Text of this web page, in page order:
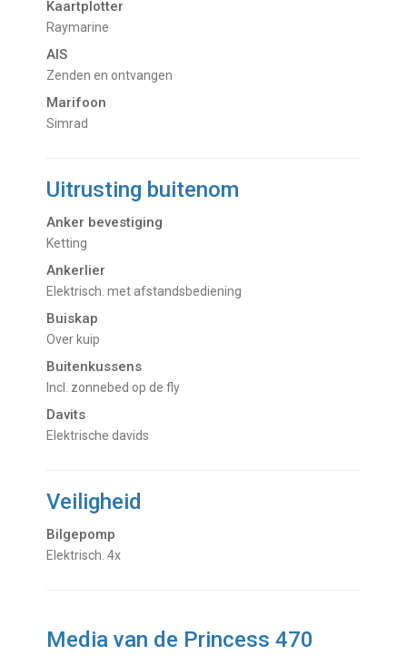
Kaartplotter
Raymarine
AIS
Zenden en ontvangen
Marifoon
Simrad
Uitrusting buitenom
Anker bevestiging
Ketting
Ankerlier
Elektrisch. met afstandsbediening
Buiskap
over kuip
Buitenkussens
incl. zonnebed op de fly
Davits
Elektrische davids
Veiligheid
Bilgepomp
Elektrisch. 4x
Media van de Princess 470